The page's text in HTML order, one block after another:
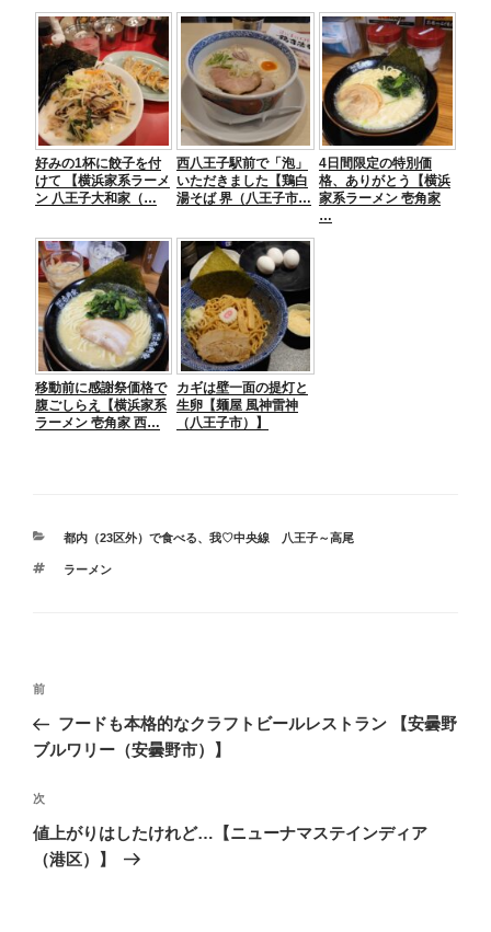
好みの1杯に餃子を付
けて 【横浜家系ラーメ
ン 八王子大和家（…
西八王子駅前で「泡」
いただきました【鶏白
湯そば 界（八王子市…
4日間限定の特別価
格、ありがとう【横浜
家系ラーメン 壱角家
…
移動前に感謝祭価格で
腹ごしらえ【横浜家系
ラーメン 壱角家 西…
カギは壁一面の提灯と
生卵【麺屋 風神雷神
（八王子市）】
カ
ゴ
都内（23区外）で食べる、 我♡中央線 八王子～高尾
タ
ラーメン
投
ナ
ゲ
ー
シ
前
の
投
前
フードも本格的なクラフトビールレストラン 【安曇野
ブルワリー（安曇野市）】
次
の
投
次
値上がりはしたけれど…【ニューナマステインディア
（港区）】